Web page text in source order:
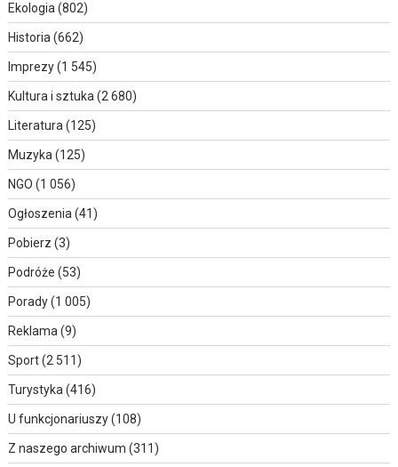
Ekologia (802)
Historia (662)
Imprezy(1 545)
Kultura i sztuka (2 680)
Literatura (125)
Muzyka (125)
NGO (1 056)
Ogłoszenia (41)
Pobierz (3)
Podróże (53)
Porady(1 005)
Reklama (9)
Sport(2 511)
Turystyka (416)
U funkcjonariuszy(108)
Z naszego archiwum (311)